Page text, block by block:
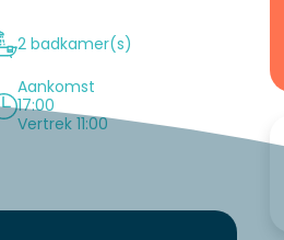
2 badkamer(s)
Aankomst
17:00
Vertrek 11:00